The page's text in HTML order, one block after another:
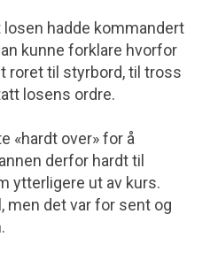
hadde kommandert
kunne forklare hvorfor
roret til styrbord, til tross
losens ordre.
«hardt over» for å
derfor hardt til
ytterligere ut av kurs.
men det var for sent og